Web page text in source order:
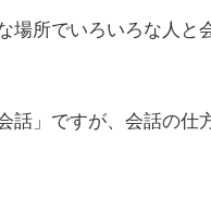
場所でいろいろな人と
話」ですが、会話の